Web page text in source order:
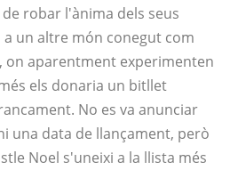
robar l'ànima dels seus
un altre món conegut com
on aparentment experimenten
els donaria un bitllet
No es va anunciar
una data de llançament, però
Noel s'uneixi a la llista més